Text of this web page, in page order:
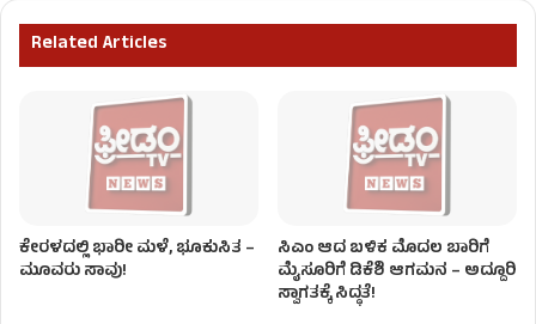
Related Articles
ಕೇರಳದಲ್ಲಿ ಭಾರೀ ಮಳೆ, ಭೂಕುಸಿತ –
ಮೂವರು ಸಾವು!
ಸಿಎಂ ಆದ ಬಳಿಕ ಮೊದಲ ಬಾರಿಗೆ
ಮೈಸೂರಿಗೆ ಡಿಕೆಶಿ ಆಗಮನ – ಅದ್ದೂರಿ
ಸ್ವಾಗತಕ್ಕೆ ಸಿದ್ಧತೆ!